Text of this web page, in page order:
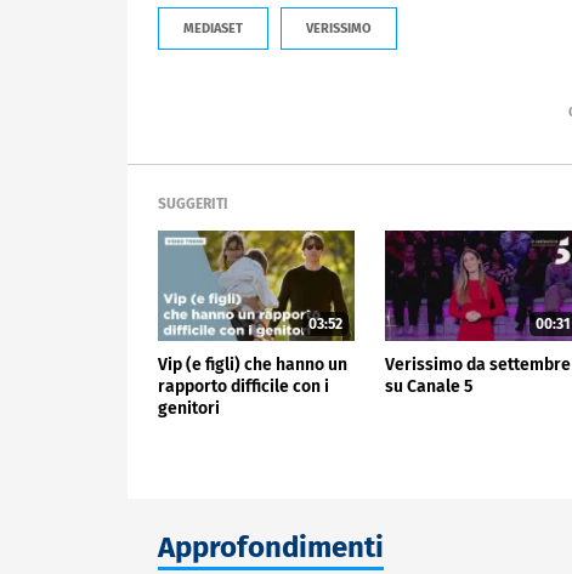
MEDIASET VERISSIMO
SUGGERITI
03:52
Vip (e figli) che hanno un
rapporto difficile con i
genitori
00:31
Verissimo da settembre
su Canale 5
Approfondimenti